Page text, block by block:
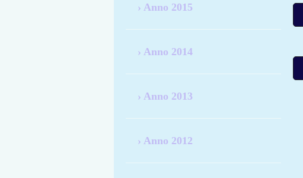
Anno 2015
Anno 2014
Anno 2013
Anno 2012